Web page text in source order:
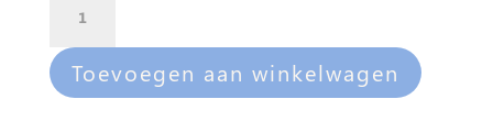
aantal
Toevoegen aan winkelwagen
t
e